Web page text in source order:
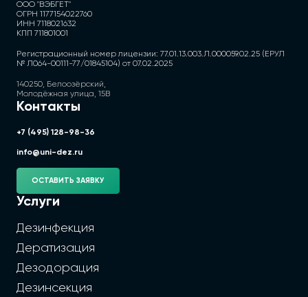
ООО "ВЭБГЕТ"
ОГРН 1177154022760
ИНН 7118021632
КПП 711801001
Регистрационный номер лицензии: 77.01.13.003.Л.000059.02.25 (ЕРУЛ
№ Л064-00111-77/01845104) от 07.02.2025
140250, Белоозёрский,
Молодёжная улица, 15В
Контакты
+7 (495) 128-98-36
info@uni-dez.ru
ОСТАВИТЬ ЗАЯВКУ
Услуги
Дезинфекция
Дератизация
Дезодорация
Дезинсекция